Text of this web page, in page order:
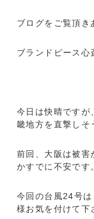
ブログをご覧頂
ブランドピース心
今日は快晴ですが
畿地方を直撃しそ
前回、大阪は被害
かすでに不安です
今回の台風24号
様お気を付けて